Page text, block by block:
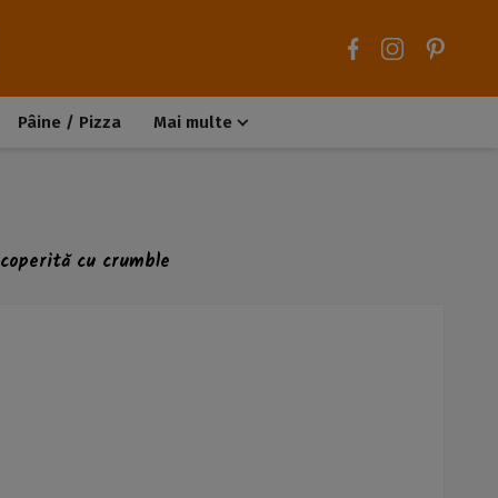
Pâine / Pizza Mai multe
Biscuiți / Fursecuri
cu crumble